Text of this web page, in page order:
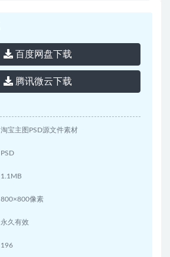
百度网盘下载
腾讯微云下载
淘宝主图PSD源文件素材
PSD
1.1MB
800×800像素
永久有效
196